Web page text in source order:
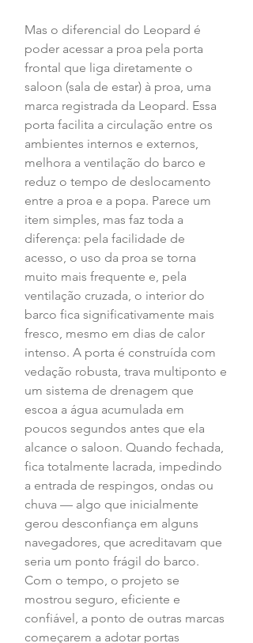
Mas o diferencial do Leopard é
poder acessar a proa pela porta
frontal que liga diretamente o
saloon (sala de estar) à proa, uma
marca registrada da Leopard. Essa
porta facilita a circulação entre os
ambientes internos e externos,
melhora a ventilação do barco e
reduz o tempo de deslocamento
entre a proa e a popa. Parece um
item simples, mas faz toda a
diferença: pela facilidade de
acesso, o uso da proa se torna
muito mais frequente e, pela
ventilação cruzada, o interior do
barco fica significativamente mais
fresco, mesmo em dias de calor
intenso. A porta é construída com
vedação robusta, trava multiponto e
um sistema de drenagem que
escoa a água acumulada em
poucos segundos antes que ela
alcance o saloon. Quando fechada,
fica totalmente lacrada, impedindo
a entrada de respingos, ondas ou
chuva — algo que inicialmente
gerou desconfiança em alguns
navegadores, que acreditavam que
seria um ponto frágil do barco.
Com o tempo, o projeto se
mostrou seguro, eficiente e
confiável, a ponto de outras marcas
começarem a adotar portas